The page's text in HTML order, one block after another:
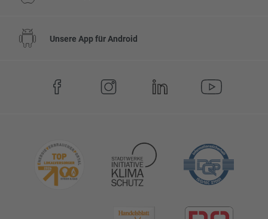
Unsere App für Android